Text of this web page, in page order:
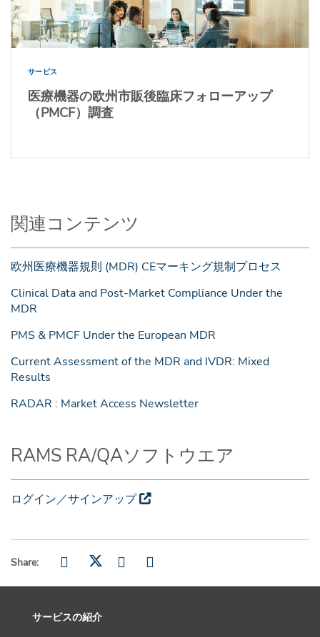
サービス
医療機器の欧州市販後臨床フォローアップ
（PMCF）調査
関連コンテンツ
欧州医療機器規則 (MDR) CEマーキング規制プロセス
Clinical Data and Post-Market Compliance Under the
MDR
PMS & PMCF Under the European MDR
Current Assessment of the MDR and IVDR: Mixed
Results
RADAR : Market Access Newsletter
RAMS RA/QAソフトウエア
ログイン／サインアップ
Share:
サービスの紹介